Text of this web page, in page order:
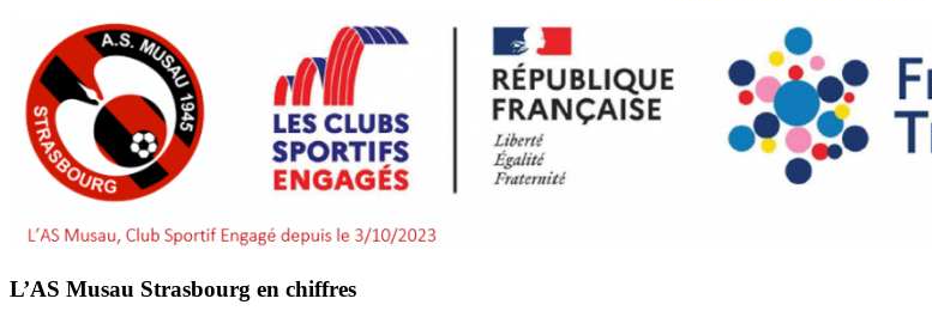
L’AS Musau Strasbourg en chiffres